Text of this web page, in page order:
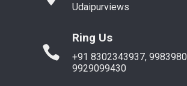
Udaipurviews
Ring Us
+91 8302343937,
9929099430